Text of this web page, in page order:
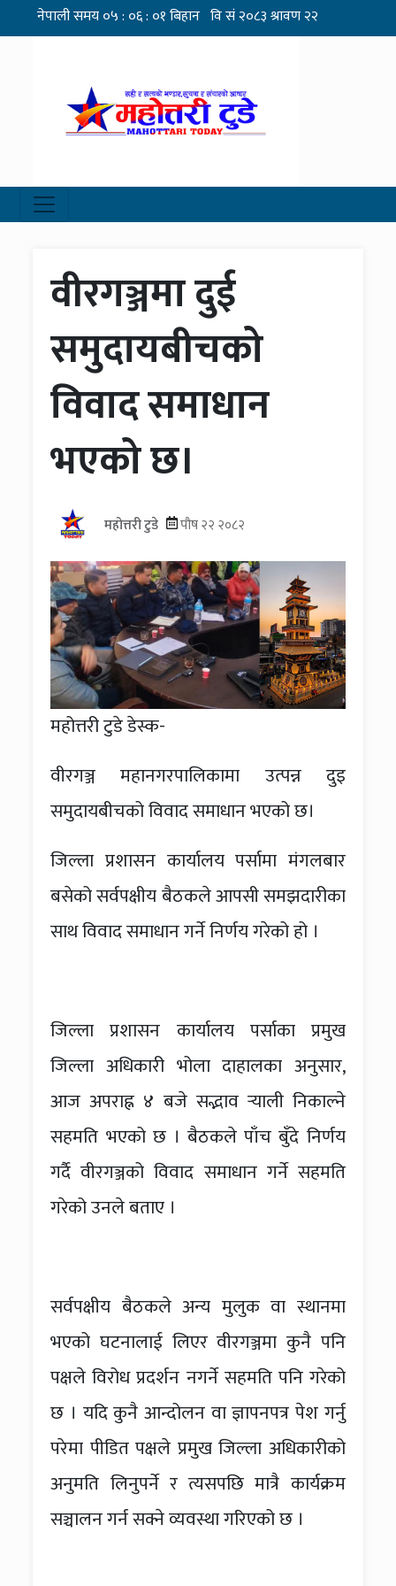
वीरगञ्जमा दुई
समुदायबीचको
विवाद समाधान
भएको छ।
महोत्तरी टुडे पौष २२ २०८२
महोत्तरी टुडे डेस्क-
वीरगञ्ज महानगरपालिकामा उत्पन्न दुइ
समुदायबीचको विवाद समाधान भएको छ।
जिल्ला प्रशासन कार्यालय पर्सामा मंगलबार
बसेको सर्वपक्षीय बैठकले आपसी समझदारीका
साथ विवाद समाधान गर्ने निर्णय गरेको हो ।
जिल्ला प्रशासन कार्यालय पर्साका प्रमुख
जिल्ला अधिकारी भोला दाहालका अनुसार,
आज अपराह्न ४ बजे सद्भाव र्‍याली निकाल्ने
सहमति भएको छ । बैठकले पाँच बुँदे निर्णय
गर्दै वीरगञ्जको विवाद समाधान गर्ने सहमति
गरेको उनले बताए ।
सर्वपक्षीय बैठकले अन्य मुलुक वा स्थानमा
भएको घटनालाई लिएर वीरगञ्जमा कुनै पनि
पक्षले विरोध प्रदर्शन नगर्ने सहमति पनि गरेको
छ । यदि कुनै आन्दोलन वा ज्ञापनपत्र पेश गर्नु
परेमा पीडित पक्षले प्रमुख जिल्ला अधिकारीको
अनुमति लिनुपर्ने र त्यसपछि मात्रै कार्यक्रम
सञ्चालन गर्न सक्ने व्यवस्था गरिएको छ ।